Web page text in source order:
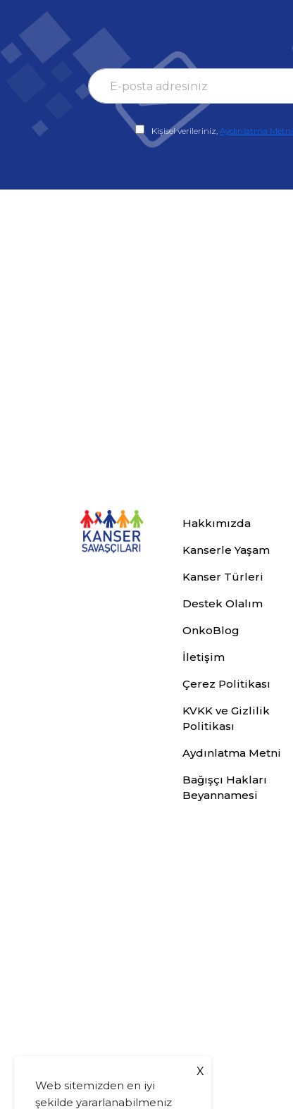
Kişisel verileriniz, Aydınlatma Metni
Hakkımızda
Kanserle Yaşam
Kanser Türleri
Destek Olalım
OnkoBlog
İletişim
Çerez Politikası
KVKK ve Gizlilik
Politikası
Aydınlatma Metni
Bağışçı Hakları
Beyannamesi
Web sitemizden en iyi
şekilde yararlanabilmeniz
X